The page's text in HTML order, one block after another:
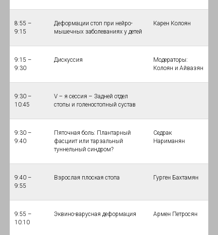
8:55 –
9:15
Деформации стоп при нейро-
мышечных заболеваниях у детей
Карен Колоян
9:15 –
9:30
Дискуссия
Модераторы:
Колоян и Айвазян
9:30 –
10:45
V – я сессия – Задней отдел
стопы и голеностопный сустав
9:30 –
9:40
Пяточная боль: Плантарный
фасциит или тарзальный
туннельный синдром?
Седрак
Нариманян
9:40 –
9:55
Взрослая плоская стопа Гурген Бахтамян
9:55 –
10:10
Эквино-варусная деформация Армен Петросян